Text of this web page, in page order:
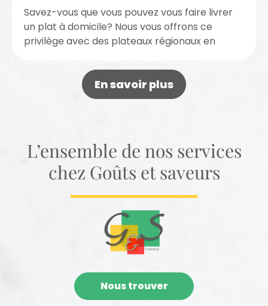
Savez-vous que vous pouvez vous faire livrer
un plat à domicile? Nous vous offrons ce
privilège avec des plateaux régionaux en
En savoir plus
L’ensemble de nos services
chez Goûts et saveurs
Nous trouver